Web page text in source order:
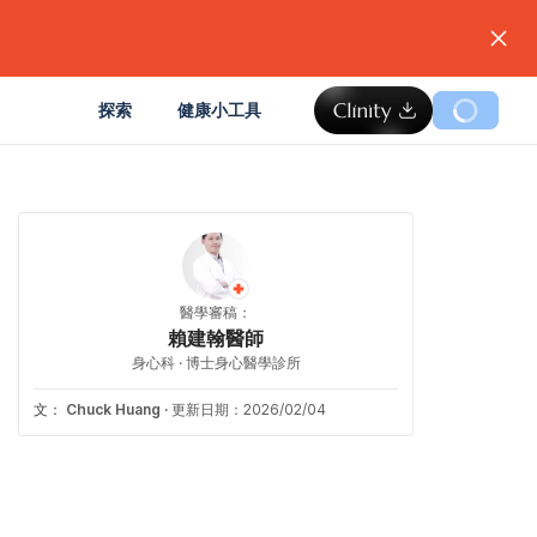
探索 健康小工具
醫學審稿：
賴建翰醫師
身心科 · 博士身心醫學診所
文： Chuck Huang · 更新日期：2026/02/04